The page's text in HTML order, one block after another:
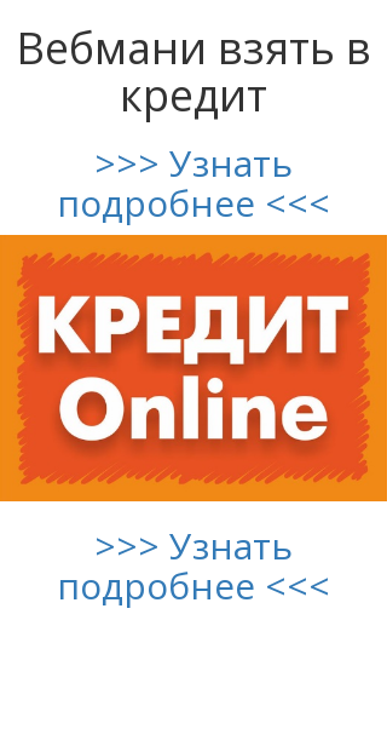
Вебмани взять в
кредит
>>> Узнать
подробнее <<<
>>> Узнать
подробнее <<<